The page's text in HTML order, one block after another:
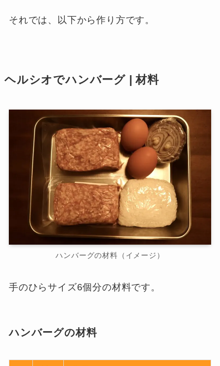
それでは、以下から作り方です。
ヘルシオでハンバーグ | 材料
ハンバーグの材料（イメージ）
手のひらサイズ6個分の材料です。
ハンバーグの材料